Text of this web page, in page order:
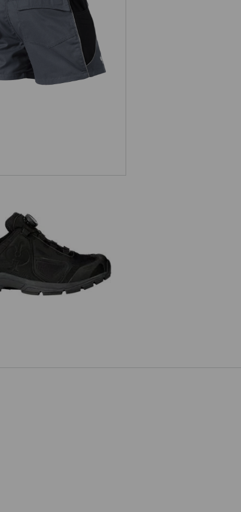
Short e.s.active
e.s. Minkar II